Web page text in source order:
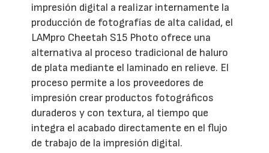
impresión digital a realizar internamente la
producción de fotografías de alta calidad, el
LAMpro Cheetah S15 Photo ofrece una
alternativa al proceso tradicional de haluro
de plata mediante el laminado en relieve. El
proceso permite a los proveedores de
impresión crear productos fotográficos
duraderos y con textura, al tiempo que
integra el acabado directamente en el flujo
de trabajo de la impresión digital.